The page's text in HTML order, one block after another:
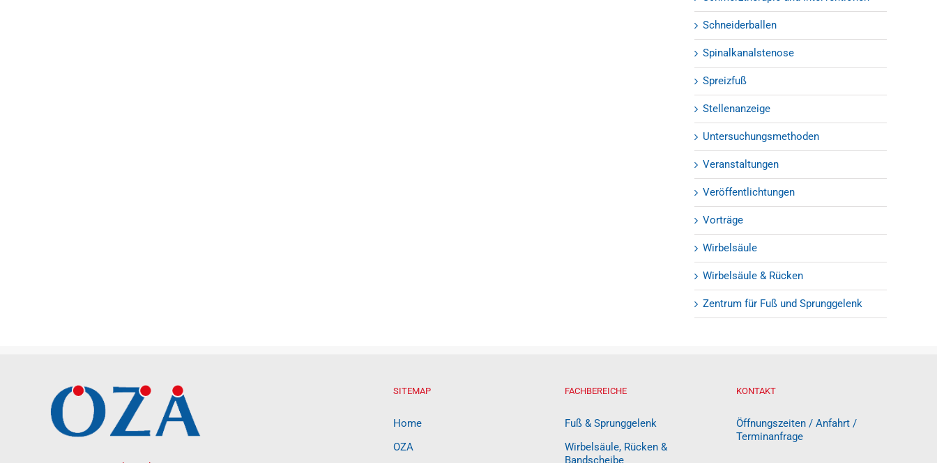
Schneiderballen
Spinalkanalstenose
Spreizfuß
Stellenanzeige
Untersuchungsmethoden
Veranstaltungen
Veröffentlichtungen
Vorträge
Wirbelsäule
Wirbelsäule & Rücken
Zentrum für Fuß und Sprunggelenk
SITEMAP
Home
OZA
FACHBEREICHE
Fuß & Sprunggelenk
Wirbelsäule, Rücken &
Bandscheibe
KONTAKT
Öffnungszeiten / Anfahrt /
Terminanfrage